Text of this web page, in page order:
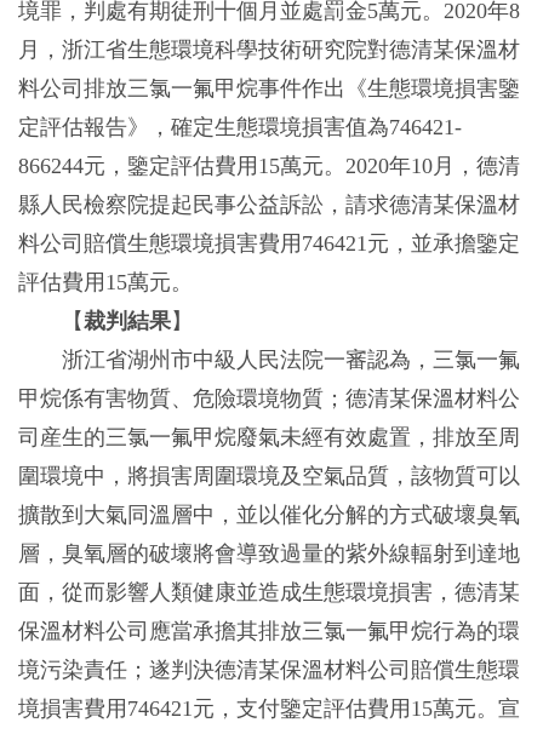
境罪，判處有期徒刑十個月並處罰金5萬元。2020年8
月，浙江省生態環境科學技術研究院對德清某保溫材
料公司排放三氯一氟甲烷事件作出《生態環境損害鑒
定評估報告》，確定生態環境損害值為746421-
866244元，鑒定評估費用15萬元。2020年10月，德清
縣人民檢察院提起民事公益訴訟，請求德清某保溫材
料公司賠償生態環境損害費用746421元，並承擔鑒定
評估費用15萬元。
【裁判結果】
浙江省湖州市中級人民法院一審認為，三氯一氟
甲烷係有害物質、危險環境物質；德清某保溫材料公
司産生的三氯一氟甲烷廢氣未經有效處置，排放至周
圍環境中，將損害周圍環境及空氣品質，該物質可以
擴散到大氣同溫層中，並以催化分解的方式破壞臭氧
層，臭氧層的破壞將會導致過量的紫外線輻射到達地
面，從而影響人類健康並造成生態環境損害，德清某
保溫材料公司應當承擔其排放三氯一氟甲烷行為的環
境污染責任；遂判決德清某保溫材料公司賠償生態環
境損害費用746421元，支付鑒定評估費用15萬元。宣